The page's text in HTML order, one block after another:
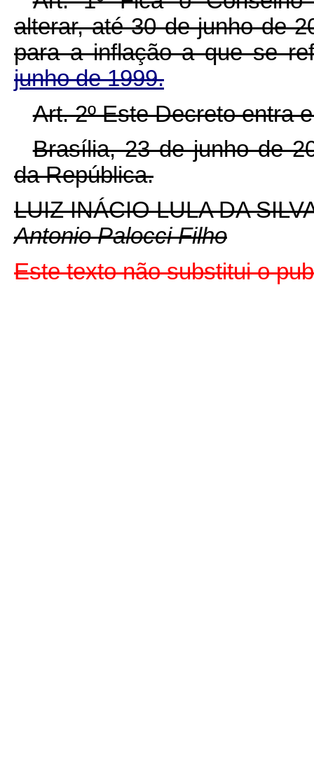
alterar, até 30 de junho de
para a inflação a que se
junho de 1999.
Art. 2º Este Decreto entra
Brasília, 23 de junho de
da República.
LUIZ INÁCIO LULA DA
Antonio Palocci Filho
Este texto não substitui o